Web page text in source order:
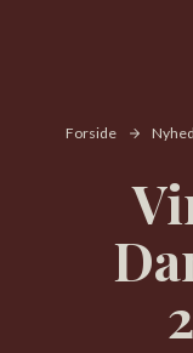
Forside